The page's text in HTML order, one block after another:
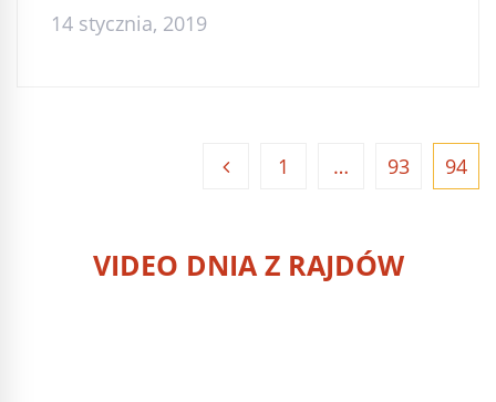
14 stycznia, 2019
1 … 93 94
VIDEO DNIA Z RAJDÓW